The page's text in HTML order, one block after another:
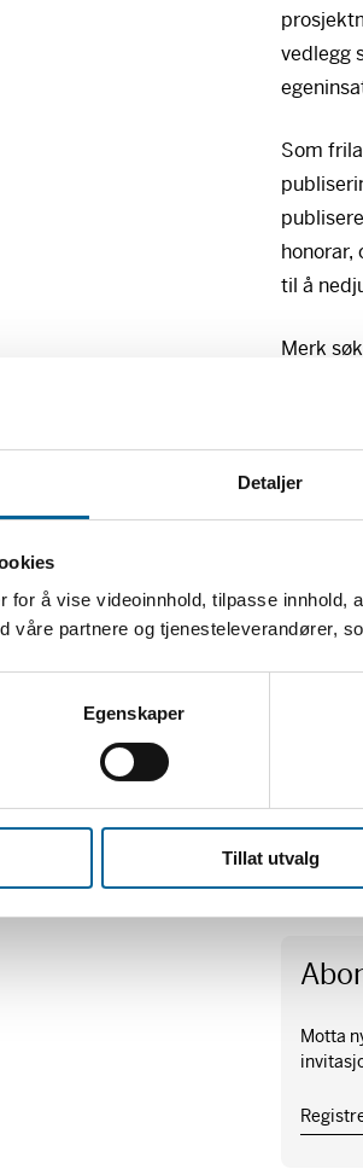
Detaljer
for å vise videoinnhold, tilpasse innhold,
våre partnere og tjenesteleverandører,
Egenskaper
Tillat utvalg
vedlegg
Som
til å
Merk
For
Hanne
I tillegg
dersom
Motta